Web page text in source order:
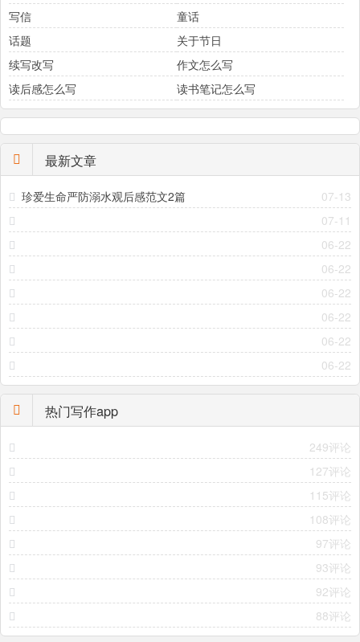
写信
童话
话题
关于节日
续写改写
作文怎么写
读后感怎么写
读书笔记怎么写
最新文章
07-13
珍爱生命严防溺水观后感范文2篇
07-11
06-22
06-22
06-22
06-22
06-22
06-22
热门写作app
249评论
127评论
115评论
108评论
97评论
93评论
92评论
88评论